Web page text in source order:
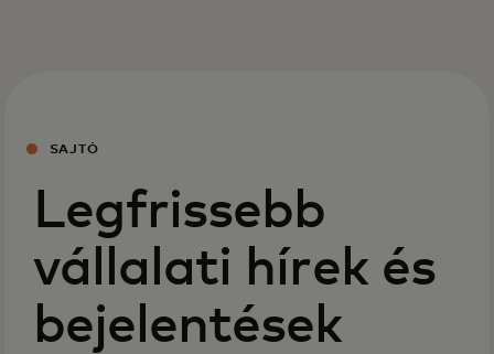
SAJTÓ
Legfrissebb
vállalati hírek és
bejelentések